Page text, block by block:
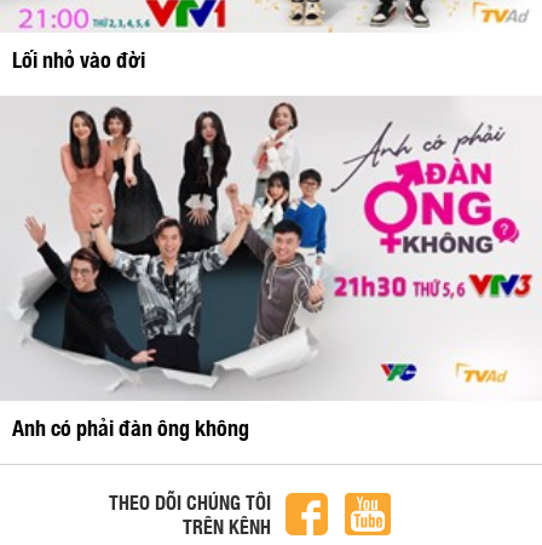
Lối nhỏ vào đời
Anh có phải đàn ông không
THEO DÕI CHÚNG TÔI
TRÊN KÊNH